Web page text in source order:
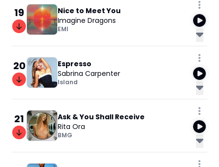
19
Nice to Meet You
Imagine Dragons
EMI
20
Espresso
Sabrina Carpenter
Island
21
Ask & You Shall Receive
Rita Ora
BMG